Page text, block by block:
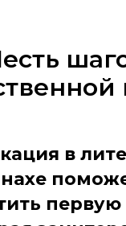
в
первую